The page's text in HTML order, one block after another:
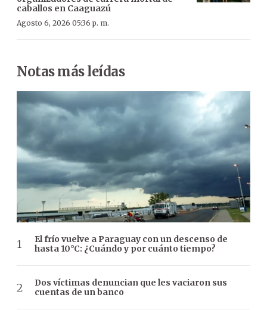
caballos en Caaguazú
Agosto 6, 2026 05:36 p. m.
Notas más leídas
El frío vuelve a Paraguay con un descenso de
hasta 10°C: ¿Cuándo y por cuánto tiempo?
Dos víctimas denuncian que les vaciaron sus
cuentas de un banco